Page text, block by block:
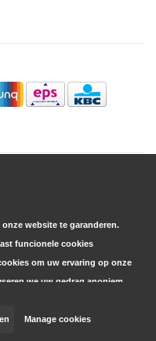
byWebdinge.nl
website te garanderen.
funcionele cookies
om uw ervaring op onze
we uw gedrag anoniem,
diensten te
hier meer over in onze
om akkoord te gaan
Manage cookies